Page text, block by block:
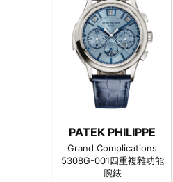
PATEK PHILIPPE
Grand Complications
5308G-001四重複雜功能
腕錶